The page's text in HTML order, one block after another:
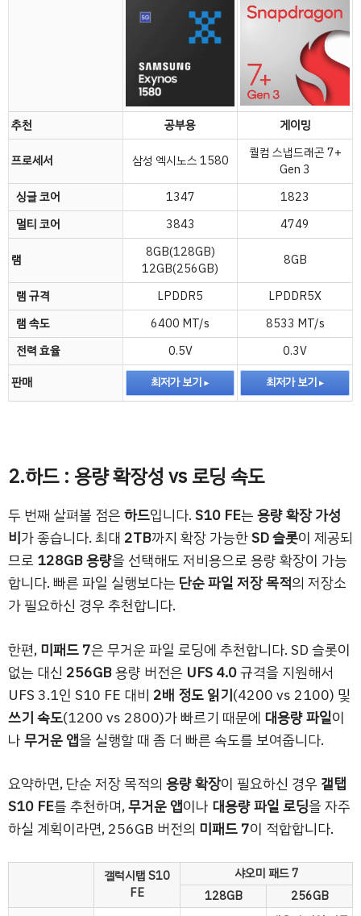
추천 공부용
게이밍
프로세서
삼성 엑시노스 1580
퀄컴 스냅드래곤 7+
Gen 3
싱글 코어
1347
1823
멀티 코어
3843
4749
램
8GB(128GB)
12GB(256GB)
8GB
램 규격 LPDDR5
LPDDR5X
램 속도
6400 MT/s
8533 MT/s
전력 효율
0.5V
0.3V
판매
최저가 보기 최저가 보기
2.하드 : 용량 확장성 vs 로딩 속도
두 번째 살펴볼 점은하드입니다.S10 FE는용량 확장 가성
비가 좋습니다. 최대 2TB까지 확장 가능한SD 슬롯이 제공되
므로 128GB 용량을 선택해도 저비용으로 용량 확장이 가능
합니다. 빠른 파일 실행보다는 단순 파일 저장 목적의 저장소
가 필요하신 경우 추천합니다.
한편,미패드 7은 무거운 파일 로딩에 추천합니다. SD 슬롯이
없는 대신 256GB용량 버전은 UFS 4.0규격을 지원해서
UFS 3.1인 S10 FE 대비 2배 정도 읽기(4200 vs 2100) 및
쓰기 속도(1200 vs 2800)가 빠르기 때문에 대용량 파일이
나무거운 앱을 실행할 때 좀 더 빠른 속도를 보여줍니다.
요약하면, 단순 저장 목적의 용량 확장이 필요하신 경우 갤탭
S10 FE를 추천하며,무거운 앱이나 대용량 파일 로딩을 자주
하실 계획이라면, 256GB 버전의 미패드 7이 적합합니다.
갤럭시탭 S10
FE
샤오미 패드 7
128GB
256GB